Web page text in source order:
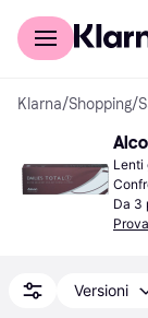
Per il tuo shopping
Klarna/Shopping/
Lenti
Da 3
Versioni